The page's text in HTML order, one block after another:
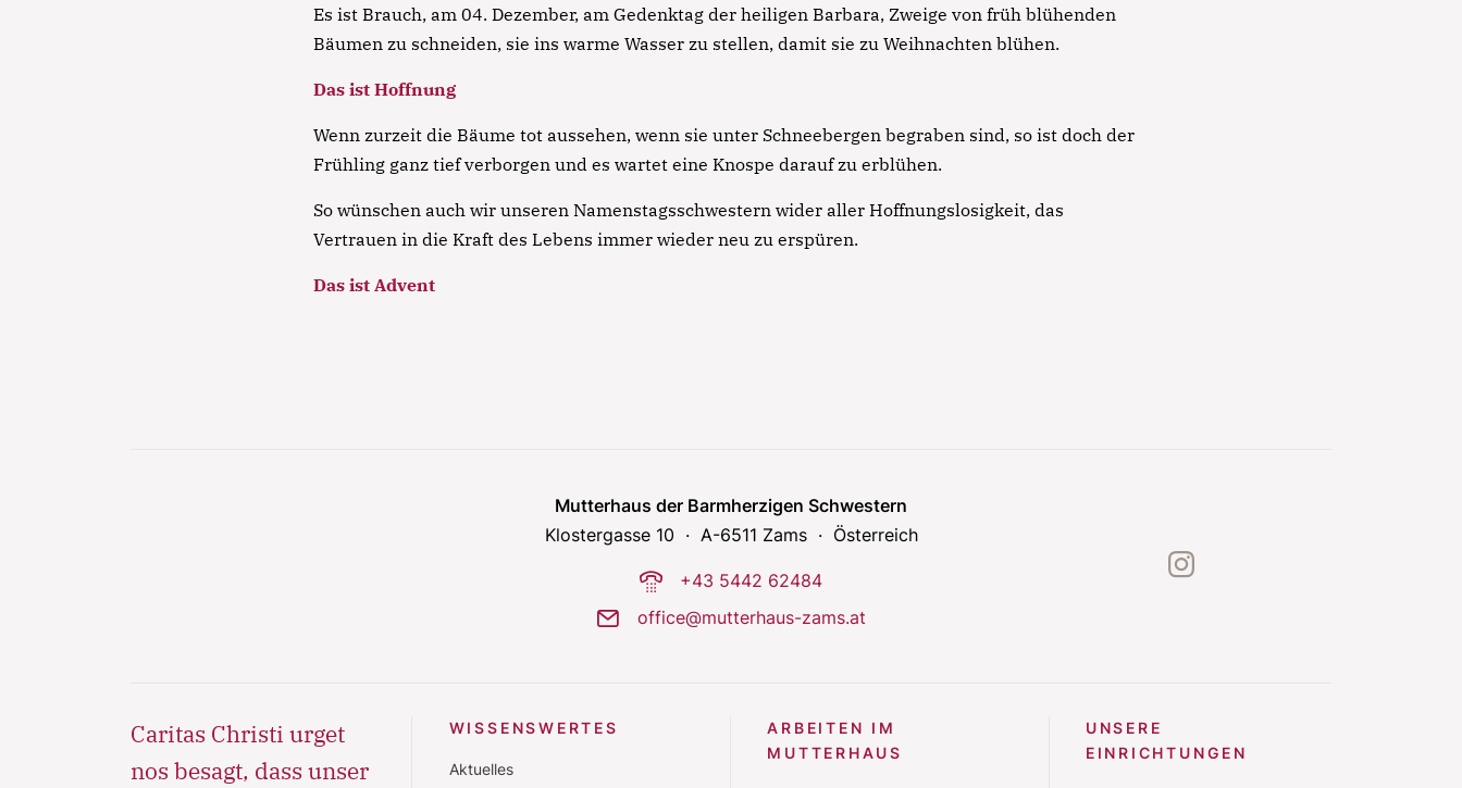
Es ist Brauch, am 04. Dezember, am Gedenktag der heiligen Barbara, Zweige von früh blühenden
Bäumen zu schneiden, sie ins warme Wasser zu stellen, damit sie zu Weihnachten blühen.
Das ist Hoffnung
Wenn zurzeit die Bäume tot aussehen, wenn sie unter Schneebergen begraben sind, so ist doch der
Frühling ganz tief verborgen und es wartet eine Knospe darauf zu erblühen.
So wünschen auch wir unseren Namenstagsschwestern wider aller Hoffnungslosigkeit, das
Vertrauen in die Kraft des Lebens immer wieder neu zu erspüren.
Das ist Advent
Mutterhaus der Barmherzigen Schwestern
Klostergasse 10
A-6511 Zams Österreich
phone-dial +43 5442 62484
mail office@mutterhaus-zams.at
instagram
Caritas Christi urget
nos besagt, dass unser
WISSENSWERTES
Aktuelles
ARBEITEN IM
MUTTERHAUS
UNSERE
EINRICHTUNGEN
exercitation ullamco laboris nisi ut aliquip ex ea
commodo consequat.
Lorem ipsum dolor sit amet, consectetur adipisicing elit,
sed do eiusmod tempor incididunt ut labore et dolore
exercitation ullamco laboris nisi ut aliquip ex ea
commodo consequat.